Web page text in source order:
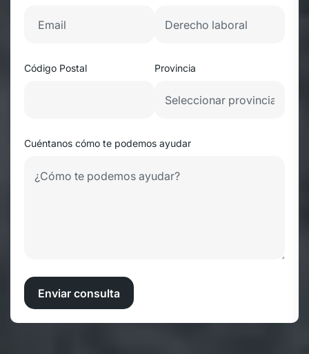
Código Postal Provincia
Cuéntanos cómo te podemos ayudar
Enviar consulta